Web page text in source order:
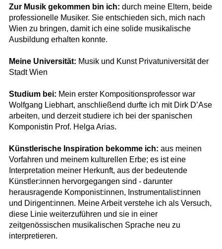
Zur Musik gekommen bin ich: durch meine Eltern, beide
professionelle Musiker. Sie entschieden sich, mich nach
Wien zu bringen, damit ich eine solide musikalische
Ausbildung erhalten konnte.
Meine Universität: Musik und Kunst Privatuniversität der
Stadt Wien
Studium bei: Mein erster Kompositionsprofessor war
Wolfgang Liebhart, anschließend durfte ich mit Dirk D’Ase
arbeiten, und derzeit studiere ich bei der spanischen
Komponistin Prof. Helga Arias.
Künstlerische Inspiration bekomme ich: aus meinen
Vorfahren und meinem kulturellen Erbe; es ist eine
Interpretation meiner Herkunft, aus der bedeutende
Künstler:innen hervorgegangen sind - darunter
herausragende Komponist:innen, Instrumentalist:innen
und Dirigent:innen. Meine Arbeit verstehe ich als Versuch,
diese Linie weiterzuführen und sie in einer
zeitgenössischen musikalischen Sprache neu zu
interpretieren.